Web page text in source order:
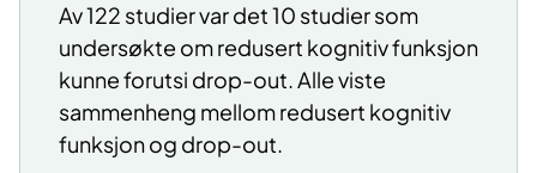
Av 122 studier var det 10 studier som
undersøkte om redusert kognitiv funksjon
kunne forutsi drop-out. Alle viste
sammenheng mellom redusert kognitiv
funksjon og drop-out.